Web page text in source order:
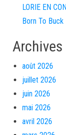
LORIE EN
Born To Buck
Archives
août 2026
juillet 2026
juin 2026
mai 2026
avril 2026